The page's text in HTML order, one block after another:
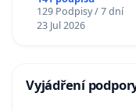
129 Podpisy / 7 dní
23 Jul 2026
Vyjádření